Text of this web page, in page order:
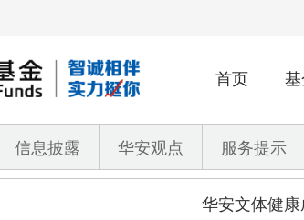
首页
信息披露 华安观点 服务提示
华安文体健康